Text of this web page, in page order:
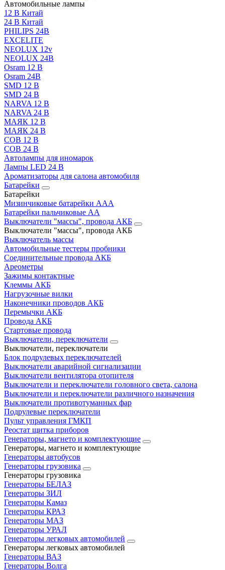
Автомобильные лампы
12 В Китай
24 В Китай
PHILIPS 24В
EXCELITE
NEOLUX 12v
NEOLUX 24В
Osram 12 В
Osram 24В
SMD 12 В
SMD 24 В
NARVA 12 В
NARVA 24 В
МАЯК 12 В
МАЯК 24 В
COB 12 В
COB 24 В
Автолампы для иномарок
Лампы LED 24 B
Ароматизаторы для салона автомобиля
Батарейки
Батарейки
Мизинчиковые батарейки AAA
Батарейки пальчиковые АА
Выключатели "массы", провода АКБ
Выключатели "массы", провода АКБ
Выключатель массы
Автомобильные тестеры пробники
Соединительные провода АКБ
Ареометры
Зажимы контактные
Клеммы АКБ
Нагрузочные вилки
Наконечники проводов АКБ
Перемычки АКБ
Провода АКБ
Стартовые провода
Выключатели, переключатели
Выключатели, переключатели
Блок подрулевых переключателей
Выключатели аварийной сигнализации
Выключатели вентилятора отопителя
Выключатели и переключатели головного света, салона
Выключатели и переключатели различного назначения
Выключатели противотуманных фар
Подрулевые переключатели
Пульт управления ГМКП
Реостат щитка приборов
Генераторы, магнето и комплектующие
Генераторы, магнето и комплектующие
Генераторы автобусов
Генераторы грузовика
Генераторы грузовика
Генераторы БЕЛАЗ
Генераторы ЗИЛ
Генераторы Камаз
Генераторы КРАЗ
Генераторы МАЗ
Генераторы УРАЛ
Генераторы легковых автомобилей
Генераторы легковых автомобилей
Генераторы ВАЗ
Генераторы Волга